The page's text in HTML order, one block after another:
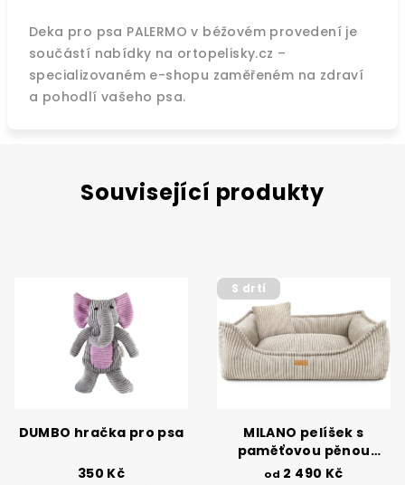
Deka pro psa PALERMO v béžovém provedení je
součástí nabídky na ortopelisky.cz –
specializovaném e-shopu zaměřeném na zdraví
a pohodlí vašeho psa.
Související produkty
DUMBO hračka pro psa
350 Kč
S drtí
MILANO pelíšek s
paměťovou pěnou
béžový
od 2 490 Kč